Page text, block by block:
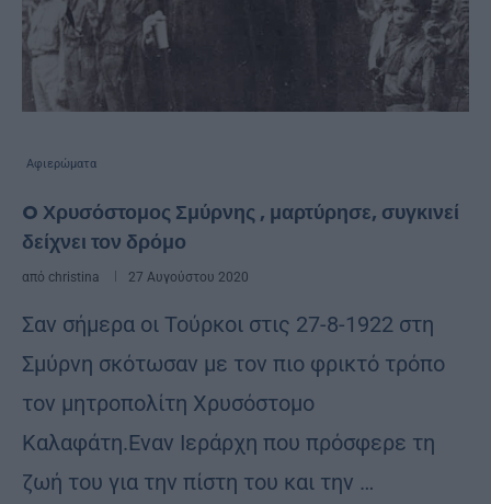
Αφιερώματα
O Χρυσόστομος Σμύρνης , μαρτύρησε, συγκινεί
δείχνει τον δρόμο
από christina 27 Αυγούστου 2020
Σαν σήμερα οι Τούρκοι στις 27-8-1922 στη
Σμύρνη σκότωσαν με τον πιο φρικτό τρόπο
τον μητροπολίτη Χρυσόστομο
Καλαφάτη.Εναν Ιεράρχη που πρόσφερε τη
ζωή του για την πίστη του και την …